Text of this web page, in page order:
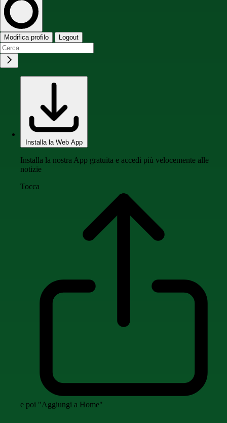
Modifica profilo Logout
Installa la Web App
Installa la nostra App gratuita e accedi più velocemente alle
notizie
Tocca
e poi "Aggiungi a Home"